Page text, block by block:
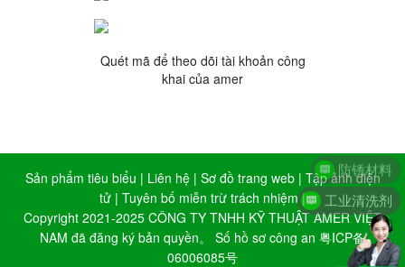
Quét mã để theo dõi tài khoản công
khai của amer
Copyright 2021-2025 CÔNG TY TNHH KỸ THUẬT AMER VIỆT
NAM đã đăng ký bản quyền。 Số hồ sơ công an 粤ICP备
06006085号
Sản phẩm tiêu biểu | Liên hệ| Sơ đồ trang web| Tập ảnh điện
tử | Tuyên bố miễn trừ trách nhiệm|
防锈材料
工业清洗剂